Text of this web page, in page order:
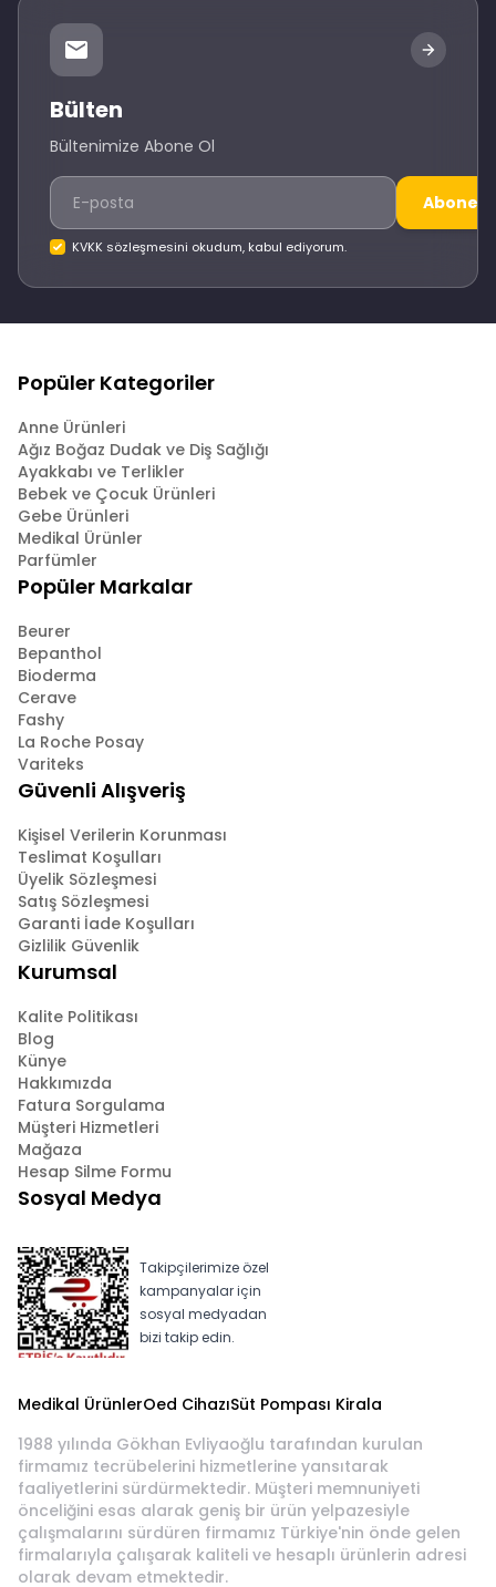
Bülten
Bültenimize Abone Ol
Abone
KVKK sözleşmesini okudum, kabul ediyorum.
Popüler Kategoriler
Anne Ürünleri
Ağız Boğaz Dudak ve Diş Sağlığı
Ayakkabı ve Terlikler
Bebek ve Çocuk Ürünleri
Gebe Ürünleri
Medikal Ürünler
Parfümler
Popüler Markalar
Beurer
Bepanthol
Bioderma
Cerave
Fashy
La Roche Posay
Variteks
Güvenli Alışveriş
Kişisel Verilerin Korunması
Teslimat Koşulları
Üyelik Sözleşmesi
Satış Sözleşmesi
Garanti İade Koşulları
Gizlilik Güvenlik
Kurumsal
Kalite Politikası
Blog
Künye
Hakkımızda
Fatura Sorgulama
Müşteri Hizmetleri
Mağaza
Hesap Silme Formu
Sosyal Medya
Takipçilerimize özel
kampanyalar için
sosyal medyadan
bizi takip edin.
Medikal ÜrünlerOed CihazıSüt Pompası Kirala
1988 yılında Gökhan Evliyaoğlu tarafından kurulan
firmamız tecrübelerini hizmetlerine yansıtarak
faaliyetlerini sürdürmektedir. Müşteri memnuniyeti
önceliğini esas alarak geniş bir ürün yelpazesiyle
çalışmalarını sürdüren firmamız Türkiye'nin önde gelen
firmalarıyla çalışarak kaliteli ve hesaplı ürünlerin adresi
olarak devam etmektedir.